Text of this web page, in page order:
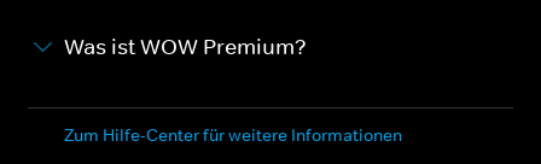
Was ist WOW Premium?
Zum Hilfe-Center für weitere Informationen